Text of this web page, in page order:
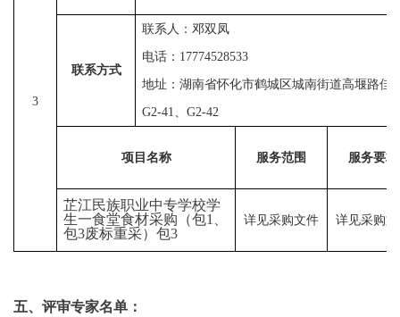
3
联系方式
联系人：邓双凤
电话： 1 7774528533
地址：湖南省怀化市鹤城区城南街道高堰路佳
G2-41、G2-42
项目名称 服务范围 服务要求
芷江民族职业中专学校学
生一食堂食材采购（包1、
包3废标重采）包3
详见采购文件 详见采购
五、评审专家名单：